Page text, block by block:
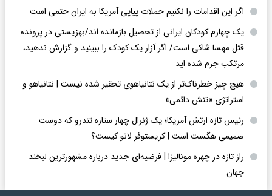
اگر این اقدامات را نکنیم حملات پیاپی آمریکا به ایران حتمی است
یک چهارم کودکان ایرانی از تحصیل بازمانده اند/بهزیستی در پرونده
قتل مهسا شاکی است/ اگر آزار یک کودک را ببینید و گزارش ندهید،
مرتکب جرم شده اید
هیچ چیز خطرناک‌تر از یک نتانیاهوی تحقیر شده نیست | نتانیاهو و
استراتژی «تنش دائمی»
رئیس تازه ارتش آمریکا؛ یک ژنرال چهار ستاره تندرو که دوست
صمیمی هگست است | کریستوفر لانو کیست؟
راز تازه در چهره مونالیزا | فرضیه‌ای جدید درباره مشهورترین لبخند
جهان